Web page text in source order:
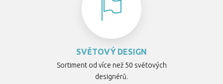
SVĚTOVÝ DESIGN
Sortiment od více než 50 světových
designérů.